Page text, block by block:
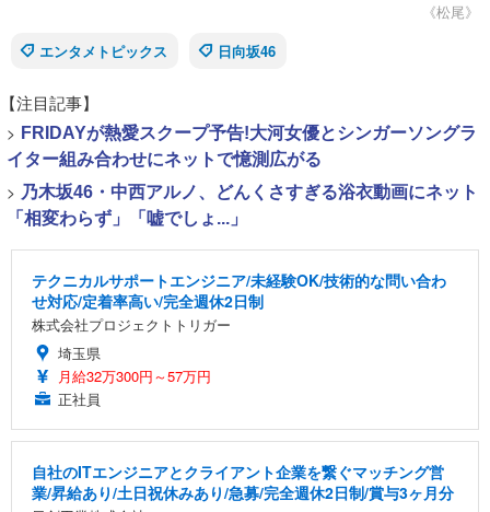
《松尾》
エンタメトピックス
日向坂46
【注目記事】
> FRIDAYが熱愛スクープ予告!大河女優とシンガーソングラ
イター組み合わせにネットで憶測広がる
> 乃木坂46・中西アルノ、どんくさすぎる浴衣動画にネット
「相変わらず」「嘘でしょ...」
テクニカルサポートエンジニア/未経験OK/技術的な問い合わ
せ対応/定着率高い/完全週休2日制
株式会社プロジェクトトリガー
埼玉県
月給32万300円～57万円
正社員
自社のITエンジニアとクライアント企業を繋ぐマッチング営
業/昇給あり/土日祝休みあり/急募/完全週休2日制/賞与3ヶ月分